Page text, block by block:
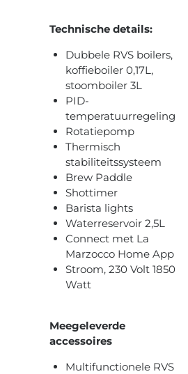
Technische details:
Dubbele RVS boilers,
koffieboiler 0,17L,
stoomboiler 3L
PID-
temperatuurregeling
Rotatiepomp
Thermisch
stabiliteitssysteem
Brew Paddle
Shottimer
Barista lights
Waterreservoir 2,5L
Connect met La
Marzocco Home App
Stroom, 230 Volt 1850
Watt
Meegeleverde
accessoires
Multifunctionele RVS